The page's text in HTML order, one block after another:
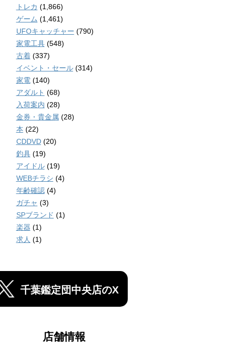
トレカ (1,866)
ゲーム (1,461)
UFOキャッチャー (790)
家電工具(548)
古着(337)
イベント・セール(314)
家電(140)
アダルト (68)
入荷案内 (28)
金券・貴金属 (28)
本 (22)
CDDVD(20)
釣具(19)
アイドル(19)
WEBチラシ (4)
年齢確認(4)
ガチャ (3)
SPブランド (1)
楽器 (1)
求人 (1)
千葉鑑定団中央店のX
店舗情報